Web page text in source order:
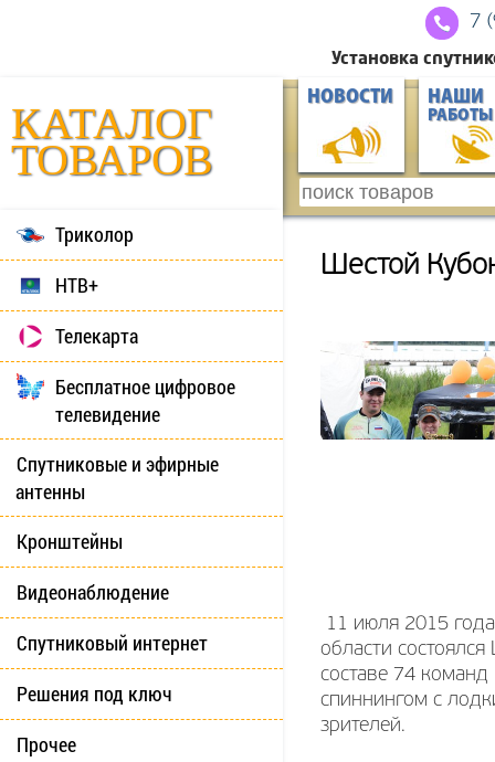
7
Установка
КАТАЛОГ
ТОВАРОВ
НОВОСТИ НАШИ
РАБОТЫ
Триколор
НТВ+
Телекарта
Бесплатное цифровое
телевидение
Спутниковые и эфирные
антенны
Кронштейны
Видеонаблюдение
Спутниковый интернет
Решения под ключ
Прочее
Шестой
11 июля 2015
области
составе 74
спиннингом с
зрителей.